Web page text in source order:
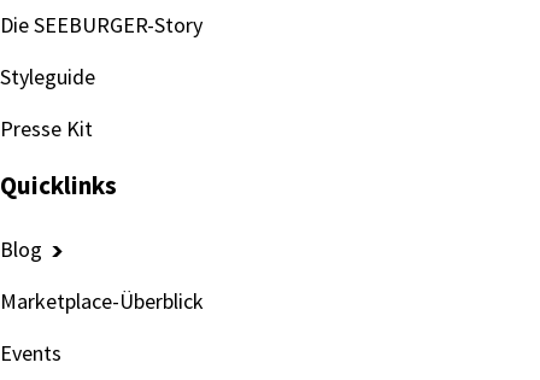
Die SEEBURGER-Story
Styleguide
Presse Kit
Quicklinks
Blog
Marketplace-Überblick
Events